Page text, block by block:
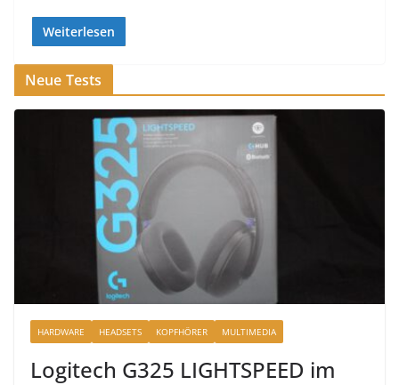
Weiterlesen
Neue Tests
HARDWARE HEADSETS KOPFHÖRER MULTIMEDIA
Logitech G325 LIGHTSPEED im